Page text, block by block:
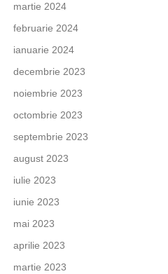
martie 2024
februarie 2024
ianuarie 2024
decembrie 2023
noiembrie 2023
octombrie 2023
septembrie 2023
august 2023
iulie 2023
iunie 2023
mai 2023
aprilie 2023
martie 2023